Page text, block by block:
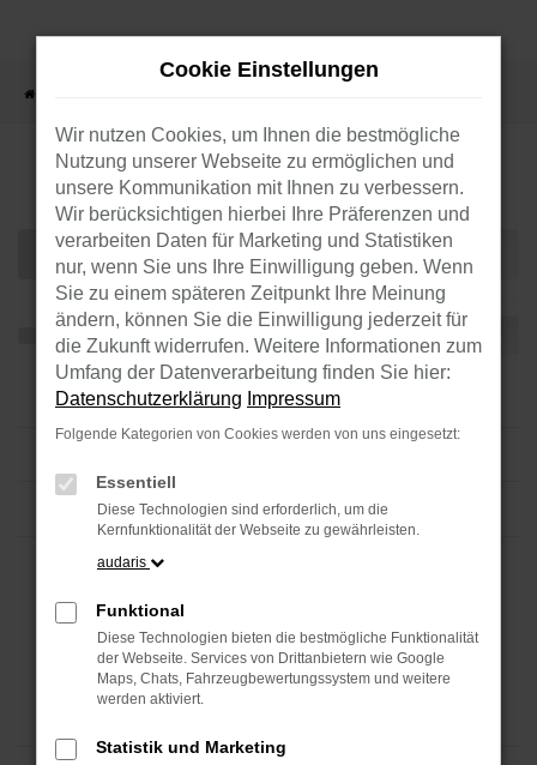
Zum
springen
Angebote
Cookie Einstellungen
Wir nutzen Cookies, um Ihnen die bestmögliche
Nutzung unserer Webseite zu ermöglichen und
unsere Kommunikation mit Ihnen zu verbessern.
Wir berücksichtigen hierbei Ihre Präferenzen und
verarbeiten Daten für Marketing und Statistiken
nur, wenn Sie uns Ihre Einwilligung geben. Wenn
Sie zu einem späteren Zeitpunkt Ihre Meinung
ändern, können Sie die Einwilligung jederzeit für
die Zukunft widerrufen. Weitere Informationen zum
Umfang der Datenverarbeitung finden Sie hier:
Datenschutzerklärung Impressum
Folgende Kategorien von Cookies werden von uns eingesetzt:
Essentiell
Diese Technologien sind erforderlich, um die
Kernfunktionalität der Webseite zu gewährleisten.
audaris
Funktional
Diese Technologien bieten die bestmögliche Funktionalität
der Webseite. Services von Drittanbietern wie Google
Maps, Chats, Fahrzeugbewertungssystem und weitere
werden aktiviert.
Statistik und Marketing